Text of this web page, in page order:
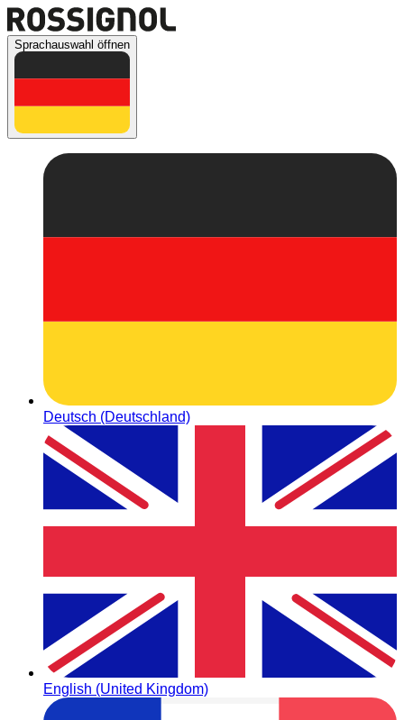
Sprachauswahl öffnen
Deutsch (Deutschland)
English (United Kingdom)